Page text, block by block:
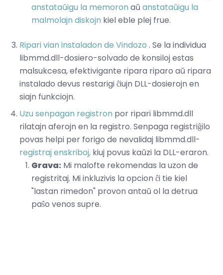
anstataŭigu la memoronaŭ anstataŭigu la
malmolajn diskojn kiel eble plej frue.
Ripari vian instaladon de Vindozo . Se la individua
libmmd.dll-dosiero-solvado de konsiloj estas
malsukcesa, efektivigante ripara riparo aŭ ripara
instalado devus restarigi ĉiujn DLL-dosierojn en
siajn funkciojn.
Uzu senpagan registron por ripari libmmd.dll
rilatajn aferojn en la registro. Senpaga registriĝilo
povas helpi per forigo de nevalidaj libmmd.dll-
registraj enskriboj, kiuj povus kaŭzi la DLL-eraron.
Grava: Mi malofte rekomendas la uzon de
registritaj. Mi inkluzivis la opcion ĉi tie kiel
"lastan rimedon" provon antaŭ ol la detrua
paŝo venos supre.